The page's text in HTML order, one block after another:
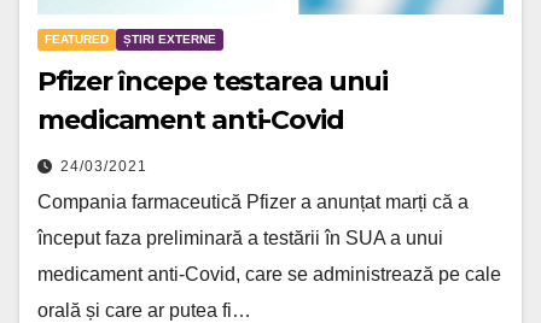
FEATURED ȘTIRI EXTERNE
Pfizer începe testarea unui
medicament anti-Covid
24/03/2021
Compania farmaceutică Pfizer a anunțat marți că a
început faza preliminară a testării în SUA a unui
medicament anti-Covid, care se administrează pe cale
orală și care ar putea fi…